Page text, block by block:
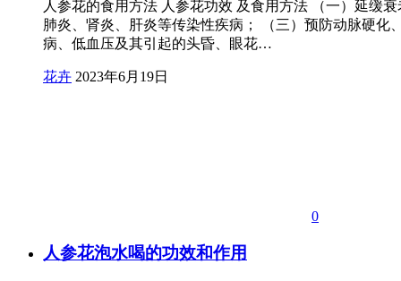
人参花的食用方法 人参花功效 及食用方法 （一）延缓
肺炎、肾炎、肝炎等传染性疾病； （三）预防动脉硬
病、低血压及其引起的头昏、眼花…
花卉 2023年6月19日
0
人参花泡水喝的功效和作用